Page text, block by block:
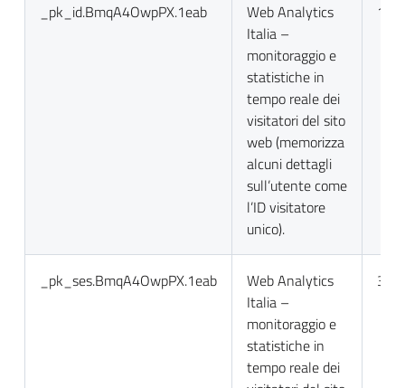
_pk_id.BmqA4OwpPX.1eab
Web Analytics
Italia –
monitoraggio e
statistiche in
tempo reale dei
visitatori del sito
web (memorizza
alcuni dettagli
sull’utente come
l’ID visitatore
unico).
13
_pk_ses.BmqA4OwpPX.1eab
Web Analytics
Italia –
monitoraggio e
statistiche in
tempo reale dei
30